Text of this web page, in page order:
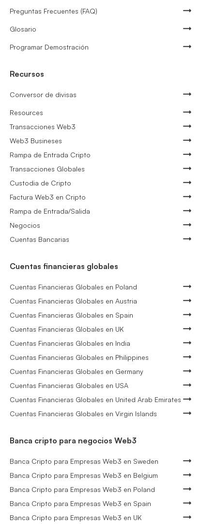
Preguntas Frecuentes (FAQ)
Glosario
Programar Demostración
Recursos
Conversor de divisas
Resources
Transacciones Web3
Web3 Busineses
Rampa de Entrada Cripto
Transacciones Globales
Custodia de Cripto
Factura Web3 en Cripto
Rampa de Entrada/Salida
Negocios
Cuentas Bancarias
Cuentas financieras globales
Cuentas Financieras Globales en Poland
Cuentas Financieras Globales en Austria
Cuentas Financieras Globales en Spain
Cuentas Financieras Globales en UK
Cuentas Financieras Globales en India
Cuentas Financieras Globales en Philippines
Cuentas Financieras Globales en Germany
Cuentas Financieras Globales en USA
Cuentas Financieras Globales en United Arab Emirates
Cuentas Financieras Globales en Virgin Islands
Banca cripto para negocios Web3
Banca Cripto para Empresas Web3 en Sweden
Banca Cripto para Empresas Web3 en Belgium
Banca Cripto para Empresas Web3 en Poland
Banca Cripto para Empresas Web3 en Spain
Banca Cripto para Empresas Web3 en UK